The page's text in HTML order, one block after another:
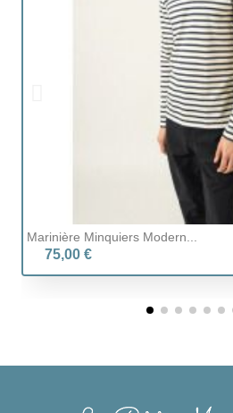
Marinière Minquiers Modern...
75,00 €